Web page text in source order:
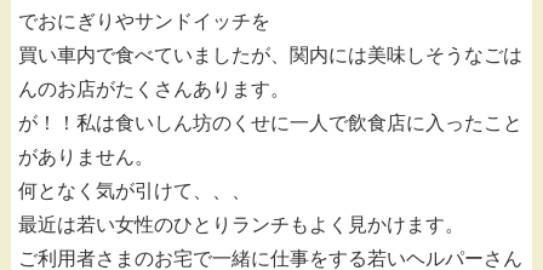
でおにぎりやサンドイッチを
買い車内で食べていましたが、関内には美味しそうなごは
んのお店がたくさんあります。
が！！私は食いしん坊のくせに一人で飲食店に入ったこと
がありません。
何となく気が引けて、、、
最近は若い女性のひとりランチもよく見かけます。
ご利用者さまのお宅で一緒に仕事をする若いヘルパーさん